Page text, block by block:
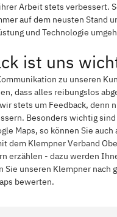
Arbeit stets verbessert.
auf dem neusten Stand
und Technologie
ist uns
zu unseren
dass alles reibungslos
stets um Feedback, denn
Besonders wichtig sind
Maps, so können Sie auch
dem Klempner Verband
erzählen - dazu werden
Sie unseren Klempner nach
bewerten.